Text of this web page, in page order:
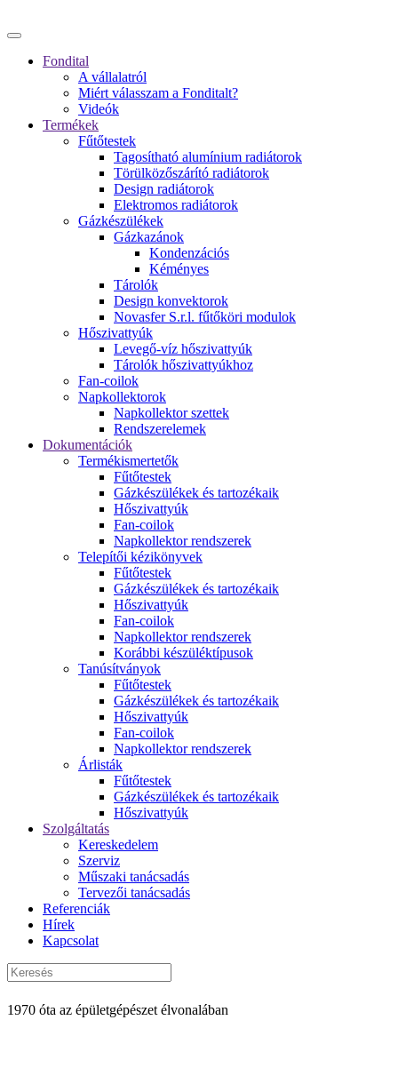
Fondital
A vállalatról
Miért válasszam a Fonditalt?
Videók
Termékek
Fűtőtestek
Tagosítható alumínium radiátorok
Törülközőszárító radiátorok
Design radiátorok
Elektromos radiátorok
Gázkészülékek
Gázkazánok
Kondenzációs
Kéményes
Tárolók
Design konvektorok
Novasfer S.r.l. fűtőköri modulok
Hőszivattyúk
Levegő-víz hőszivattyúk
Tárolók hőszivattyúkhoz
Fan-coilok
Napkollektorok
Napkollektor szettek
Rendszerelemek
Dokumentációk
Termékismertetők
Fűtőtestek
Gázkészülékek és tartozékaik
Hőszivattyúk
Fan-coilok
Napkollektor rendszerek
Telepítői kézikönyvek
Fűtőtestek
Gázkészülékek és tartozékaik
Hőszivattyúk
Fan-coilok
Napkollektor rendszerek
Korábbi készüléktípusok
Tanúsítványok
Fűtőtestek
Gázkészülékek és tartozékaik
Hőszivattyúk
Fan-coilok
Napkollektor rendszerek
Árlisták
Fűtőtestek
Gázkészülékek és tartozékaik
Hőszivattyúk
Szolgáltatás
Kereskedelem
Szerviz
Műszaki tanácsadás
Tervezői tanácsadás
Referenciák
Hírek
Kapcsolat
1970 óta az épületgépészet élvonalában